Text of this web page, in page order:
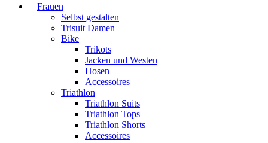
Frauen
Selbst gestalten
Trisuit Damen
Bike
Trikots
Jacken und Westen
Hosen
Accessoires
Triathlon
Triathlon Suits
Triathlon Tops
Triathlon Shorts
Accessoires